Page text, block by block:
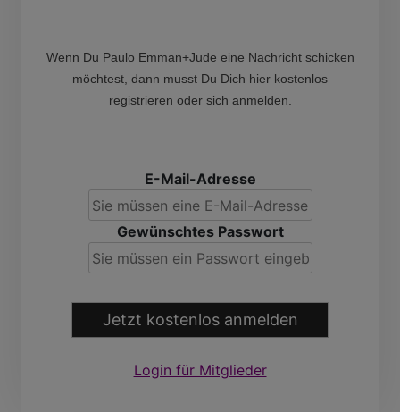
Wenn Du Paulo Emman+Jude eine Nachricht schicken
möchtest, dann musst Du Dich hier kostenlos
registrieren oder sich anmelden.
E-Mail-Adresse
Gewünschtes Passwort
Jetzt kostenlos anmelden
Login für Mitglieder